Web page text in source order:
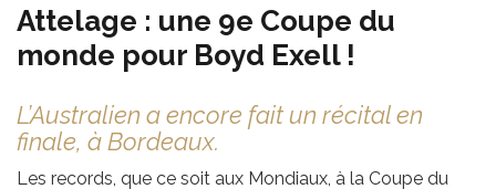
Attelage : une 9e Coupe du
monde pour Boyd Exell !
L’Australien a encore fait un récital en
finale, à Bordeaux.
Les records, que ce soit aux Mondiaux, à la Coupe du